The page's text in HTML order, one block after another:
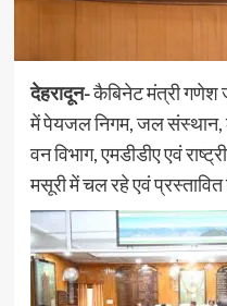
देहरादून-कैबिनेट मंत्री गणेश
में पेयजल निगम, जल संस्थान,
वन विभाग, एमडीडीए एवं
मसूरी में चल रहे एवं प्रस्तावित